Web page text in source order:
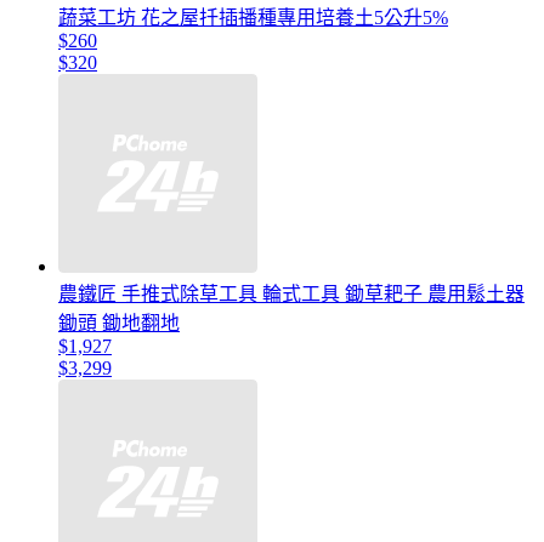
蔬菜工坊 花之屋扦插播種專用培養土5公升5%
$260
$320
農鐵匠 手推式除草工具 輪式工具 鋤草耙子 農用鬆土器
鋤頭 鋤地翻地
$1,927
$3,299